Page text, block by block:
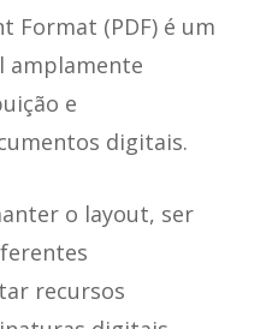
Format (PDF) é um
amplamente
e
digitais.
o layout, ser
recursos